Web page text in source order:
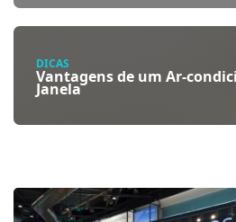
DICAS
Vantagens de um Ar-
Janela